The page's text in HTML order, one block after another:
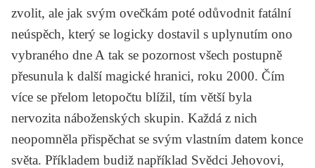
zvolit, ale jak svým ovečkám poté odůvodnit fatální
neúspěch, který se logicky dostavil s uplynutím ono
vybraného dne A tak se pozornost všech postupně
přesunula k další magické hranici, roku 2000. Čím
více se přelom letopočtu blížil, tím větší byla
nervozita náboženských skupin. Každá z nich
neopomněla přispěchat se svým vlastním datem konce
světa. Příkladem budiž například Svědci Jehovovi,